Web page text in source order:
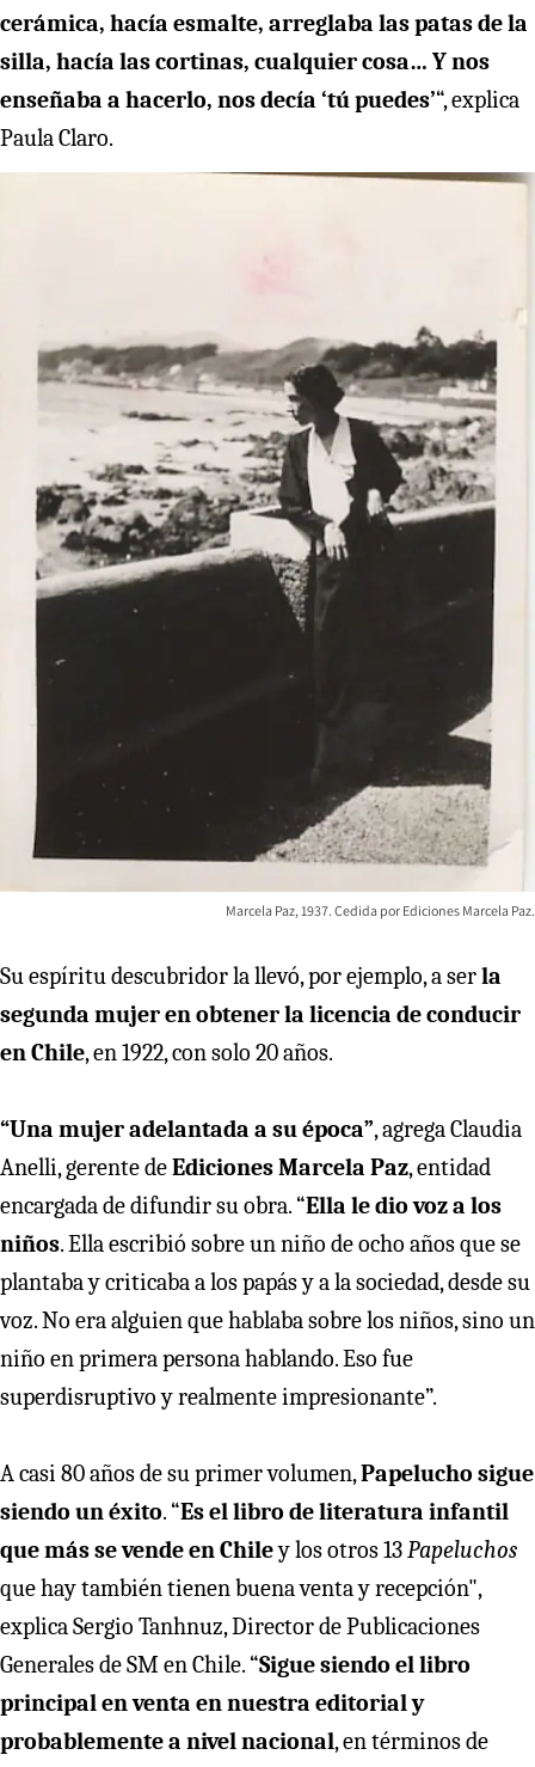
cerámica, hacía esmalte, arreglaba las patas de la
silla, hacía las cortinas, cualquier cosa… Y nos
enseñaba a hacerlo, nos decía ‘tú puedes’“, explica
Paula Claro.
Marcela Paz, 1937. Cedida por Ediciones Marcela Paz.
Su espíritu descubridor la llevó, por ejemplo, a serla
segunda mujer en obtener la licencia de conducir
en Chile, en 1922, con solo 20 años.
“Una mujer adelantada a su época”, agrega Claudia
Anelli, gerente deEdiciones Marcela Paz, entidad
encargada de difundir su obra. “Ella le dio voz a los
niños. Ella escribió sobre un niño de ocho años que se
plantaba y criticaba a los papás y a la sociedad, desde su
voz. No era alguien que hablaba sobre los niños, sino un
niño en primera persona hablando. Eso fue
superdisruptivo y realmente impresionante”.
A casi 80 años de su primer volumen,Papelucho sigue
siendo un éxito. “Es el libro de literatura infantil
que más se vende en Chiley los otros 13Papeluchos
que hay también tienen buena venta y recepción",
explica Sergio Tanhnuz, Director de Publicaciones
Generales de SM en Chile. “Sigue siendo el libro
principal en venta en nuestra editorial y
probablemente a nivel nacional, en términos de